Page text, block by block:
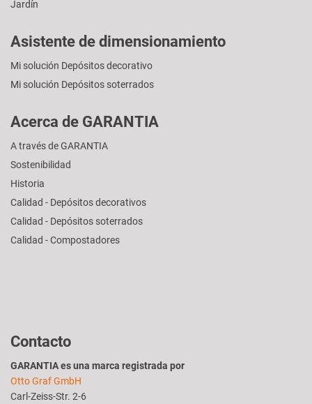
Jardín
Asistente de dimensionamiento
Mi solución Depósitos decorativo
Mi solución Depósitos soterrados
Acerca de GARANTIA
A través de GARANTIA
Sostenibilidad
Historia
Calidad - Depósitos decorativos
Calidad - Depósitos soterrados
Calidad - Compostadores
Contacto
GARANTIA es una marca registrada por
Otto Graf GmbH
Carl-Zeiss-Str. 2-6